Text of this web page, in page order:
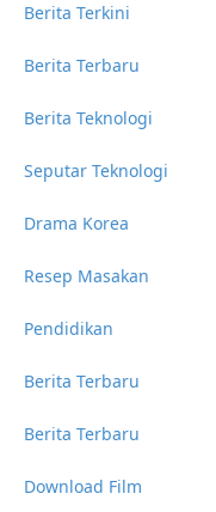
Berita Terkini
Berita Terbaru
Berita Teknologi
Seputar Teknologi
Drama Korea
Resep Masakan
Pendidikan
Berita Terbaru
Berita Terbaru
Download Film